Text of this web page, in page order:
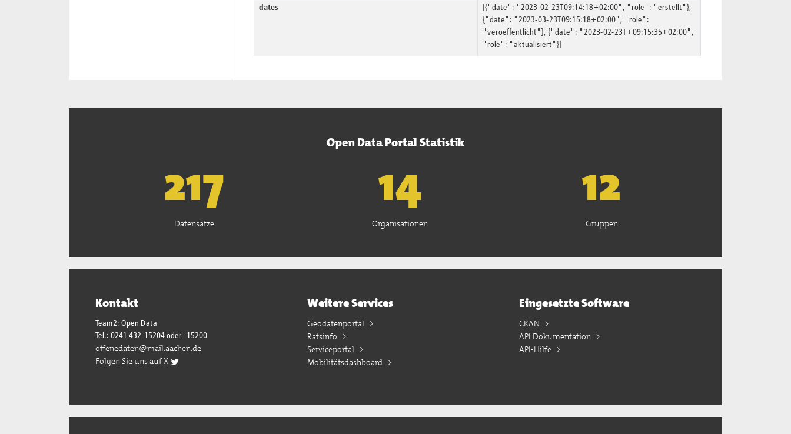
dates
[{"date": "2023-02-23T09:14:18+02:00", "role": "erstellt"},
{"date": "2023-03-23T09:15:18+02:00", "role":
"veroeffentlicht"}, {"date": "2023-02-23T+09:15:35+02:00",
"role": "aktualisiert"}]
Open Data Portal Statistik
221
Datensätze
15
Organisationen
13
Gruppen
Kontakt
Team2: Open Data
Tel.: 0241 432-15204 oder -15200
offenedaten@mail.aachen.de
Folgen Sie uns auf X
Weitere Services
Geodatenportal
Ratsinfo
Serviceportal
Mobilitätsdashboard
Eingesetzte Software
CKAN
API Dokumentation
API-Hilfe